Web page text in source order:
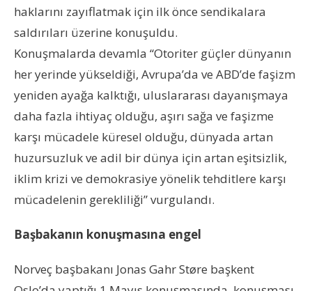
haklarını zayıflatmak için ilk önce sendikalara
saldırıları üzerine konuşuldu.
Konuşmalarda devamla “Otoriter güçler dünyanın
her yerinde yükseldiği, Avrupa’da ve ABD’de faşizm
yeniden ayağa kalktığı, uluslararası dayanışmaya
daha fazla ihtiyaç olduğu, aşırı sağa ve faşizme
karşı mücadele küresel olduğu, dünyada artan
huzursuzluk ve adil bir dünya için artan eşitsizlik,
iklim krizi ve demokrasiye yönelik tehditlere karşı
mücadelenin gerekliliği” vurgulandı.
Başbakanın konuşmasına engel
Norveç başbakanı Jonas Gahr Støre başkent